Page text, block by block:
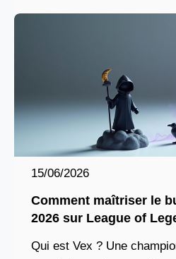
15/06/2026
Comment maîtriser le
2026 sur League of
Qui est Vex ? Une